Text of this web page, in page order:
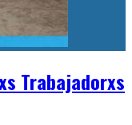
Trabajadorxs